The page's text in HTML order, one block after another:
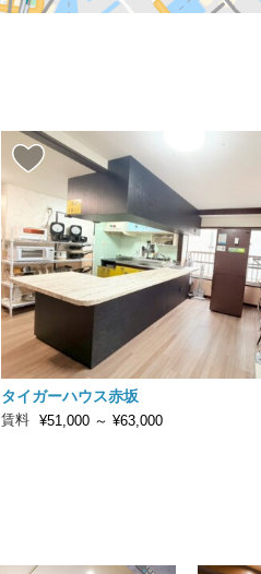
タイガーハウス赤坂
賃料 ¥51,000 ～ ¥63,000